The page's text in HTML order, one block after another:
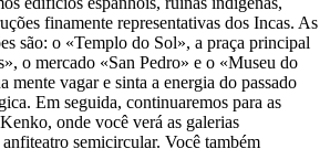
finamente representativas dos Incas. As
são: o «Templo do Sol», a praça principal
o mercado «San Pedro» e o «Museu do
mente vagar e sinta a energia do passado
Em seguida, continuaremos para as
onde você verá as galerias
anfiteatro semicircular. Você também